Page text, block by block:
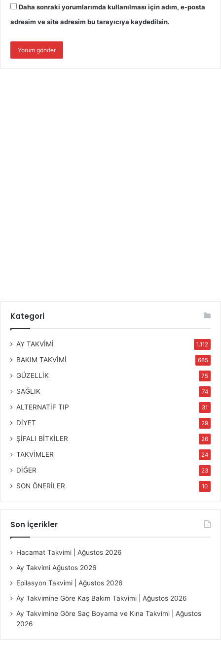
Daha sonraki yorumlarımda kullanılması için adım, e-posta
adresim ve site adresim bu tarayıcıya kaydedilsin.
Kategori
AY TAKVİMİ 1.112
BAKIM TAKVİMİ 685
GÜZELLİK 75
SAĞLIK 74
ALTERNATİF TIP 31
DİYET 29
ŞİFALI BİTKİLER 26
TAKVİMLER 24
DİĞER 23
SON ÖNERİLER 10
Son İçerikler
Hacamat Takvimi | Ağustos 2026
Ay Takvimi Ağustos 2026
Epilasyon Takvimi | Ağustos 2026
Ay Takvimine Göre Kaş Bakım Takvimi | Ağustos 2026
Ay Takvimine Göre Saç Boyama ve Kına Takvimi | Ağustos
2026